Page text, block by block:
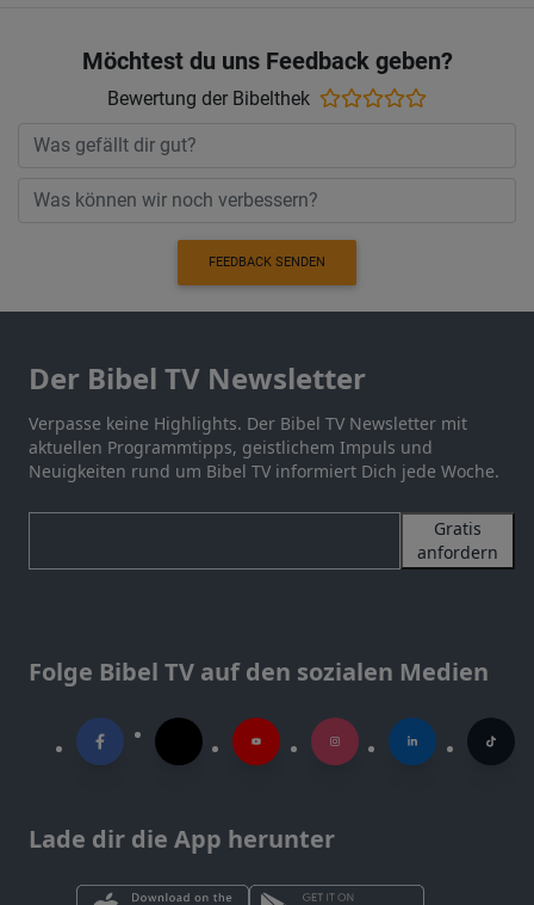
Möchtest du uns Feedback geben?
Bewertung der Bibelthek
FEEDBACK SENDEN
Der Bibel TV Newsletter
Verpasse keine Highlights. Der Bibel TV Newsletter mit
aktuellen Programmtipps, geistlichem Impuls und
Neuigkeiten rund um Bibel TV informiert Dich jede Woche.
Gratis
anfordern
Folge Bibel TV auf den sozialen Medien
Lade dir die App herunter